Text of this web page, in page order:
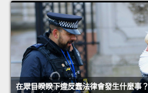
在眾目睽睽下違反蠢法律會發生什麼事？